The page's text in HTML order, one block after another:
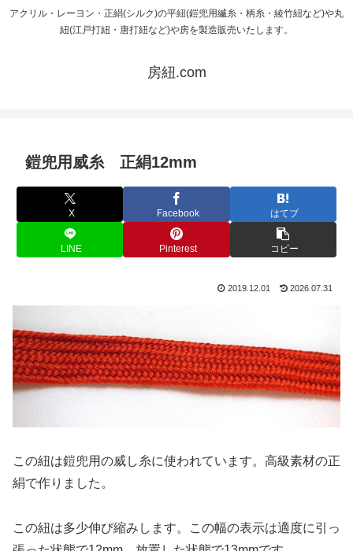
アクリル・レーヨン・正絹(シルク)の平紐(鎧兜用縅糸・柄糸・綾竹紐など)や丸
紐(江戸打紐・唐打紐など)や房を製造販売いたします。
房紐.com
鎧兜用威糸 正絹12mm
X Facebook はてブ
LINE Pinterest コピー
2019.12.01 2026.07.31
この紐は鎧兜用の威し糸に使われています。高級素材の正
絹で作りました。
この紐は多少伸び縮みします。この幅の表示は適度に引っ